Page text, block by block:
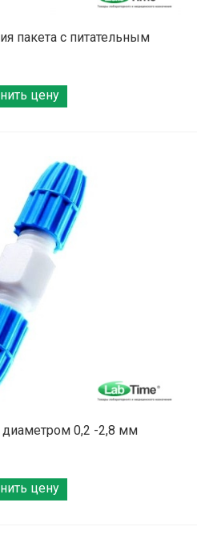
пакета с питательным
цену
0,2 -2,8 мм
цену